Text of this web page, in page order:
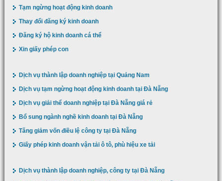
Tạm ngừng hoạt động kinh doanh
Thay đổi đăng ký kinh doanh
Đăng ký hộ kinh doanh cá thể
Xin giấy phép con
Dịch vụ thành lập doanh nghiệp tại Quảng Nam
Dịch vụ tạm ngừng hoạt động kinh doanh tại Đà Nẵng
Dịch vụ giải thể doanh nghiệp tại Đà Nẵng giá rẻ
Bổ sung ngành nghề kinh doanh tại Đà Nẵng
Tăng giảm vốn điều lệ công ty tại Đà Nẵng
Giấy phép kinh doanh vận tải ô tô, phù hiệu xe tải
Dịch vụ thành lập doanh nghiệp, công ty tại Đà Nẵng